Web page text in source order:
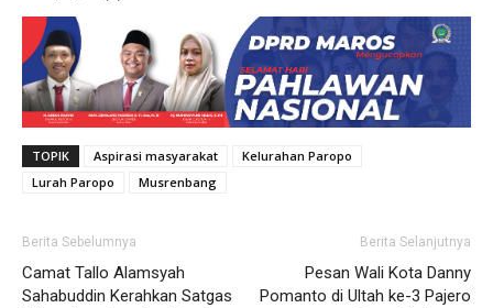
TOPIK Aspirasi masyarakat
Kelurahan Paropo
Lurah Paropo
Musrenbang
Berita Sebelumnya
Camat Tallo Alamsyah
Sahabuddin Kerahkan Satgas
Berita Selanjutnya
Pesan Wali Kota Danny
Pomanto di Ultah ke-3 Pajero